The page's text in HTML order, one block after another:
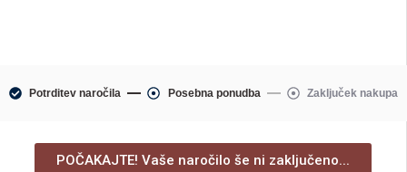
Potrditev naročila Posebna ponudba Zaključek nakupa
POČAKAJTE! Vaše naročilo še ni zaključeno...